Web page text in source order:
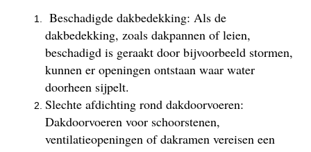
Beschadigde dakbedekking: Als de
dakbedekking, zoals dakpannen of leien,
beschadigd is geraakt door bijvoorbeeld stormen,
kunnen er openingen ontstaan waar water
doorheen sijpelt.
Slechte afdichting rond dakdoorvoeren:
Dakdoorvoeren voor schoorstenen,
ventilatieopeningen of dakramen vereisen een